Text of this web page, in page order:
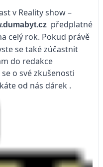
v Reality show –
předplatné
celý rok. Pokud právě
se také zúčastnit
do redakce
o své zkušenosti
od nás dárek .